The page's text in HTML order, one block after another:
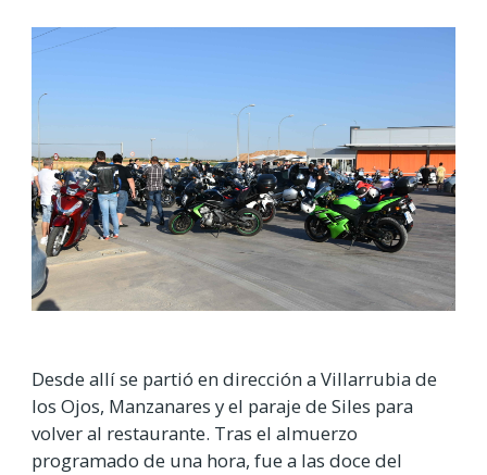
Desde allí se partió en dirección a Villarrubia de
los Ojos, Manzanares y el paraje de Siles para
volver al restaurante. Tras el almuerzo
programado de una hora, fue a las doce del